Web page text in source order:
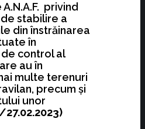
privind
stabilire a
din înstrăinarea
în
control al
au în
multe terenuri
precum şi
unor
27.02.2023)